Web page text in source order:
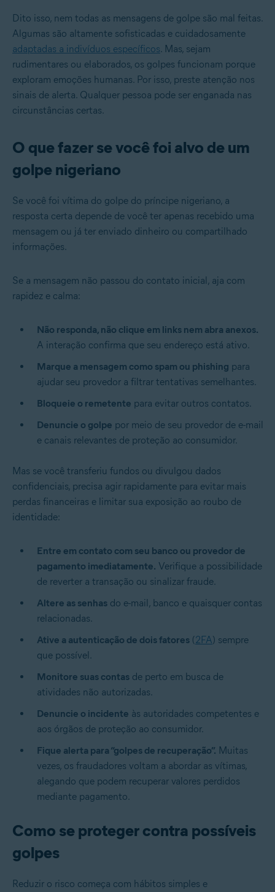
Dito isso, nem todas as mensagens de golpe são mal feitas.
Algumas são altamente sofisticadas e cuidadosamente
adaptadas a indivíduos específicos. Mas, sejam
rudimentares ou elaborados, os golpes funcionam porque
exploram emoções humanas. Por isso, preste atenção nos
sinais de alerta. Qualquer pessoa pode ser enganada nas
circunstâncias certas.
O que fazer se você foi alvo de um
golpe nigeriano
Se você foi vítima do golpe do príncipe nigeriano, a
resposta certa depende de você ter apenas recebido uma
mensagem ou já ter enviado dinheiro ou compartilhado
informações.
Se a mensagem não passou do contato inicial, aja com
rapidez e calma:
Não responda, não clique em links nem abra anexos.
A interação confirma que seu endereço está ativo.
Marque a mensagem como spam ou phishing para
ajudar seu provedor a filtrar tentativas semelhantes.
Bloqueie o remetente para evitar outros contatos.
Denuncie o golpe por meio de seu provedor de e-mail
e canais relevantes de proteção ao consumidor.
Mas se você transferiu fundos ou divulgou dados
confidenciais, precisa agir rapidamente para evitar mais
perdas financeiras e limitar sua exposição ao roubo de
identidade:
Entre em contato com seu banco ou provedor de
pagamento imediatamente. Verifique a possibilidade
de reverter a transação ou sinalizar fraude.
Altere as senhas do e-mail, banco e quaisquer contas
relacionadas.
Ative a autenticação de dois fatores (2FA) sempre
que possível.
Monitore suas contas de perto em busca de
atividades não autorizadas.
Denuncie o incidente às autoridades competentes e
aos órgãos de proteção ao consumidor.
Fique alerta para “golpes de recuperação”. Muitas
vezes, os fraudadores voltam a abordar as vítimas,
alegando que podem recuperar valores perdidos
mediante pagamento.
Como se proteger contra possíveis
golpes
Reduzir o risco começa com hábitos simples e